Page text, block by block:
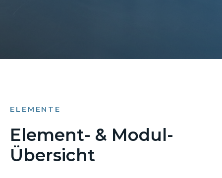
ELEMENTE
Element- & Modul-
Übersicht